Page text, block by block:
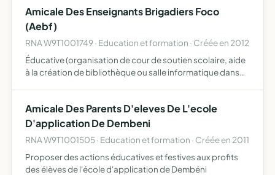
Amicale Des Enseignants Brigadiers Foco
(Aebf)
RNA W9T1001749 · Education et formation · Créée en 2012
Éducative (organisation de cour de soutien scolaire, aide
à la création de bibliothèque ou salle informatique dans
Amicale Des Parents D'eleves De L'ecole
D'application De Dembeni
RNA W9T1001505 · Education et formation · Créée en 2011
Proposer des actions éducatives et festives aux profits
des élèves de l'école d'application de Dembéni